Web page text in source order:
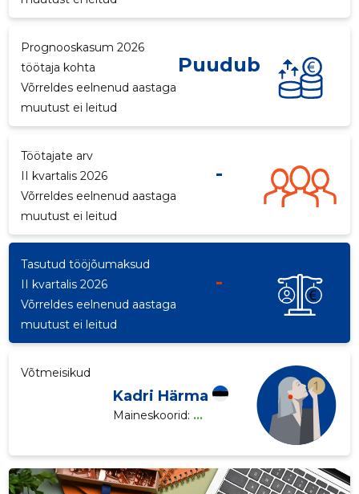
Prognooskasum 2026
töötaja kohta
Puudub
Võrreldes eelnenud aastaga
muutust ei leitud
Töötajate arv
II kvartalis 2026
-
Võrreldes eelnenud aastaga
muutust ei leitud
Tasutud tööjõumaksud
II kvartalis 2026
-
Võrreldes eelnenud aastaga
muutust ei leitud
Võtmeisikud
Kadri Härma
Maineskoorid: ...